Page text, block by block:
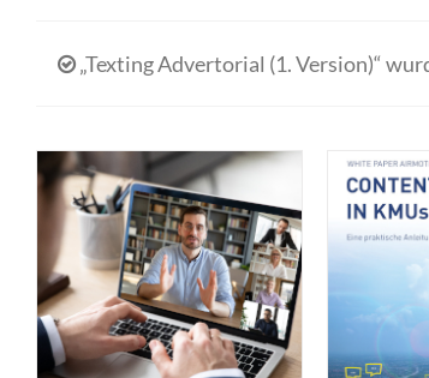
„Texting Advertorial (1. Version)“